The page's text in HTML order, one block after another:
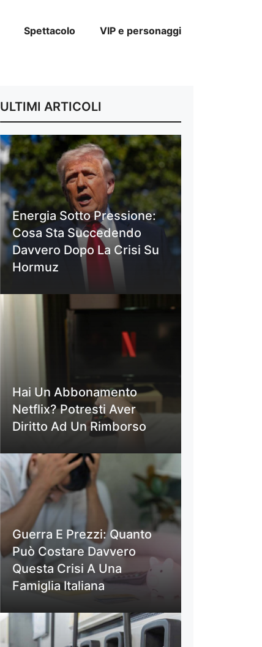
Spettacolo VIP e personaggi
ULTIMI ARTICOLI
Energia Sotto Pressione:
Cosa Sta Succedendo
Davvero Dopo La Crisi Su
Hormuz
Hai Un Abbonamento
Netflix? Potresti Aver
Diritto Ad Un Rimborso
Guerra E Prezzi: Quanto
Può Costare Davvero
Questa Crisi A Una
Famiglia Italiana